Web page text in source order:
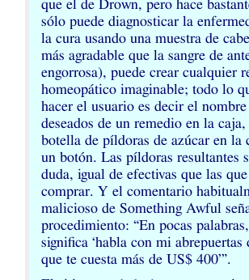
que el de Drown, pero hace
sólo puede diagnosticar la
la cura usando una muestra de
más agradable que la sangre de
engorrosa), puede crear cualquier
homeopático imaginable; todo lo
hacer el usuario es decir el
deseados de un remedio en la
botella de píldoras de azúcar en la
un botón. Las píldoras resultantes
duda, igual de efectivas que las
comprar. Y el comentario
malicioso de Something Awful
procedimiento: “En pocas
significa ‘habla con mi abrepuertas
que te cuesta más deUS$ 400’”.